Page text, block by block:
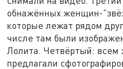
обнажённых женщин-
которые лежат рядом
числе там были
Лолита. Четвёртый:
предлагали